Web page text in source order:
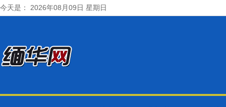
今天是： 2026年08月09日 星期日